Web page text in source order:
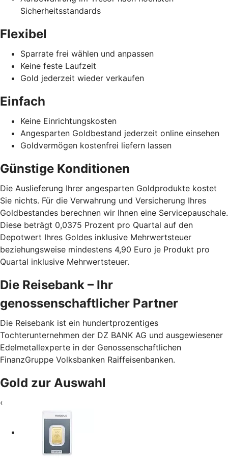
Sicherheitsstandards
Flexibel
Sparrate frei wählen und anpassen
Keine feste Laufzeit
Gold jederzeit wieder verkaufen
Einfach
Keine Einrichtungskosten
Angesparten Goldbestand jederzeit online einsehen
Goldvermögen kostenfrei liefern lassen
Günstige Konditionen
Die Auslieferung Ihrer angesparten Goldprodukte kostet
Sie nichts. Für die Verwahrung und Versicherung Ihres
Goldbestandes berechnen wir Ihnen eine Servicepauschale.
Diese beträgt 0,0375 Prozent pro Quartal auf den
Depotwert Ihres Goldes inklusive Mehrwertsteuer
beziehungsweise mindestens 4,90 Euro je Produkt pro
Quartal inklusive Mehrwertsteuer.
Die Reisebank – Ihr
genossenschaftlicher Partner
Die Reisebank ist ein hundertprozentiges
Tochterunternehmen der DZ BANK AG und ausgewiesener
Edelmetallexperte in der Genossenschaftlichen
FinanzGruppe Volksbanken Raiffeisenbanken.
Gold zur Auswahl
‹